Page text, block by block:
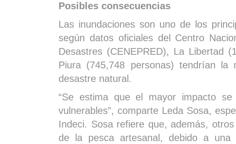
Posibles consecuencias
Las inundaciones son uno de los
según datos oficiales del Centro
Desastres (CENEPRED), La Libertad
Piura (745,748 personas) tendrían
desastre natural.
“Se estima que el mayor impacto
vulnerables”, comparte Leda Sosa,
Indeci. Sosa refiere que, además,
de la pesca artesanal, debido a